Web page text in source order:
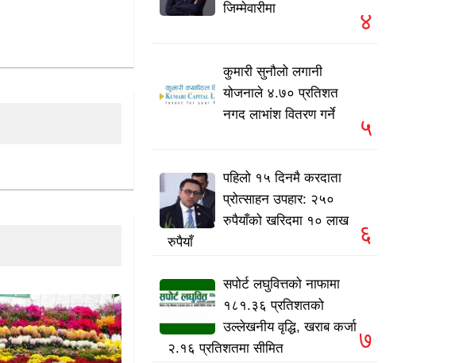
जिम्मेवारीमा
४
कुमारी सुनौलो लगानी
योजनाले ४.७० प्रतिशत
नगद लाभांश वितरण गर्ने
५
पहिलो १५ दिनमै करदाता
प्रोत्साहन उपहार: २५०
रुपैयाँको खरिदमा १० लाख
रुपैयाँ
६
सपोर्ट लघुवित्तको नाफामा
१८१.३६ प्रतिशतको
उल्लेखनीय वृद्धि, खराब कर्जा
२.१६ प्रतिशतमा सीमित
७